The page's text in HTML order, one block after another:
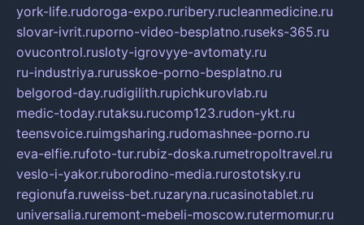
york-life.rudoroga-expo.ruribery.rucleanmedicine.ru
slovar-ivrit.ruporno-video-besplatno.ruseks-365.ru
ovucontrol.rusloty-igrovyye-avtomaty.ru
ru-industriya.rurusskoe-porno-besplatno.ru
belgorod-day.rudigilith.rupichkurovlab.ru
medic-today.rutaksu.rucomp123.rudon-ykt.ru
teensvoice.ruimgsharing.rudomashnee-porno.ru
eva-elfie.rufoto-tur.rubiz-doska.rumetropoltravel.ru
veslo-i-yakor.ruborodino-media.rurostotsky.ru
regionufa.ruweiss-bet.ruzaryna.rucasinotablet.ru
universalia.ruremont-mebeli-moscow.rutermomur.ru